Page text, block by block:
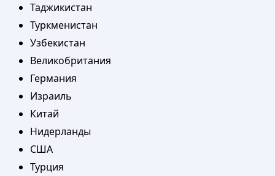
Таджикистан
Туркменистан
Узбекистан
Великобритания
Германия
Израиль
Китай
Нидерланды
США
Турция